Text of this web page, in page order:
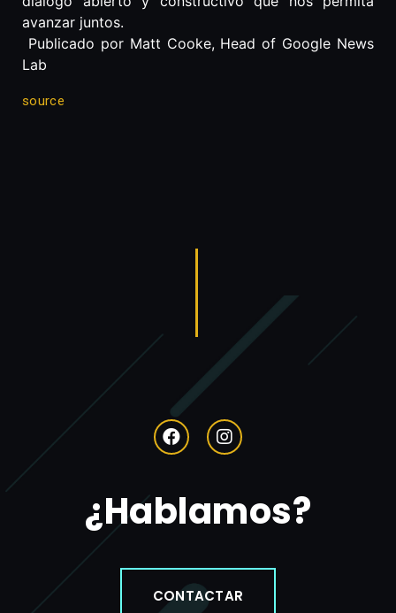
avanzar juntos.
Publicado por Matt Cooke, Head of Google News
Lab
source
¿Hablamos?
CONTACTAR